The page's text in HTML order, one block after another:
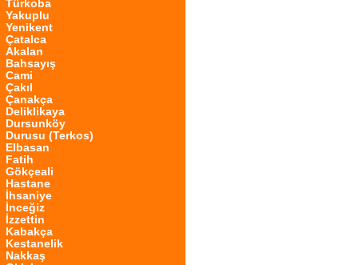
Türkoba
Yakuplu
Yenikent
Çatalca
Akalan
Bahsayış
Cami
Çakıl
Çanakça
Deliklikaya
Dursunköy
Durusu (Terkos)
Elbasan
Fatih
Gökçeali
Hastane
İhsaniye
İnceğiz
İzzettin
Kabakça
Kestanelik
Nakkaş